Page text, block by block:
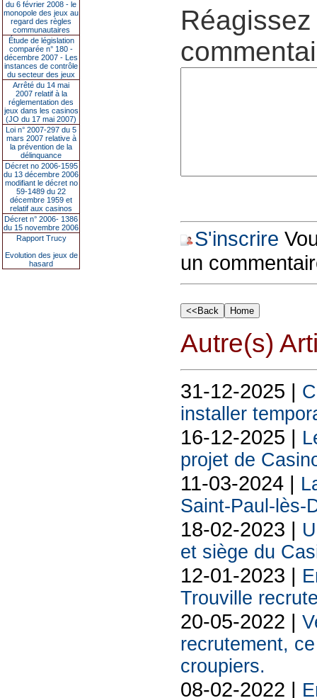
du 6 février 2008 - le
monopole des jeux au
regard des règles
communautaires
Étude de législation
comparée n° 180 -
décembre 2007 - Les
instances de contrôle
du secteur des jeux
Arrêté du 14 mai
2007 relatif à la
réglementation des
jeux dans les casinos
(JO du 17 mai 2007)
Loi n° 2007-297 du 5
mars 2007 relative à
la prévention de la
délinquance
Décret no 2006-1595
du 13 décembre 2006
modifiant le décret no
59-1489 du 22
décembre 1959 et
relatif aux casinos
Décret n° 2006- 1386
du 15 novembre 2006
Rapport Trucy
Evolution des jeux de
hasard
S'inscrire
un
Autre(s)
31-12-2025 |
installer
16-12-2025 |
projet de
11-03-2024 |
Saint-Paul-lès-
18-02-2023 |
et siège du
12-01-2023 |
Trouville
20-05-2022 |
recrutement,
croupiers.
08-02-2022 |